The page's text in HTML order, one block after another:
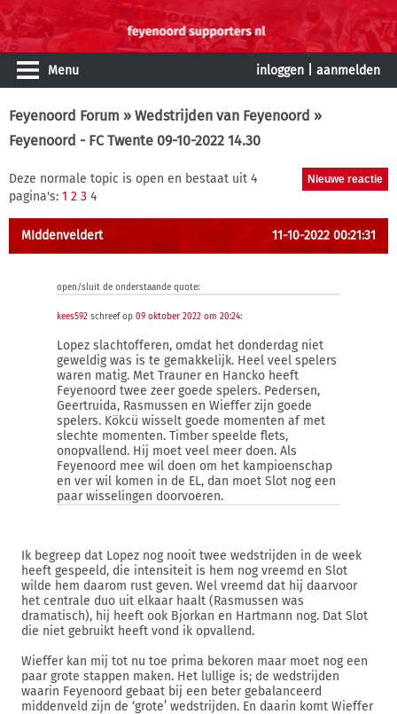
Menu inloggen aanmelden
Feyenoord Forum » Wedstrijden van Feyenoord »
Feyenoord - FC Twente 09-10-2022 14.30
Deze normale topic is open en bestaat uit 4
pagina's: 1 2 3 4
MIddenveldert 11-10-2022 00:21:31
open/sluit de onderstaande quote:
kees592 schreef op 09 oktober 2022 om 20:24:
Lopez slachtofferen, omdat het donderdag niet
geweldig was is te gemakkelijk. Heel veel spelers
waren matig. Met Trauner en Hancko heeft
Feyenoord twee zeer goede spelers. Pedersen,
Geertruida, Rasmussen en Wieffer zijn goede
spelers. Kökcü wisselt goede momenten af met
slechte momenten. Timber speelde flets,
onopvallend. Hij moet veel meer doen. Als
Feyenoord mee wil doen om het kampioenschap
en ver wil komen in de EL, dan moet Slot nog een
paar wisselingen doorvoeren.
Ik begreep dat Lopez nog nooit twee wedstrijden in de week
heeft gespeeld, die intensiteit is hem nog vreemd en Slot
wilde hem daarom rust geven. Wel vreemd dat hij daarvoor
het centrale duo uit elkaar haalt (Rasmussen was
dramatisch), hij heeft ook Bjorkan en Hartmann nog. Dat Slot
die niet gebruikt heeft vond ik opvallend.
Wieffer kan mij tot nu toe prima bekoren maar moet nog een
paar grote stappen maken. Het lullige is; de wedstrijden
waarin Feyenoord gebaat bij een beter gebalanceerd
middenveld zijn de ‘grote’ wedstrijden. En daarin komt Wieffer